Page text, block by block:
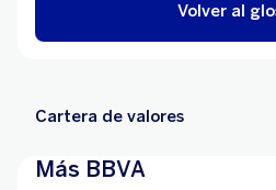
Volver al
Cartera de valores
Más BBVA